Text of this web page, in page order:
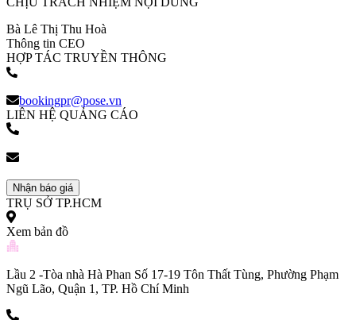
Bà Lê Thị Thu Hoà
Thông tin CEO
HỢP TÁC TRUYỀN THÔNG
bookingpr@pose.vn
LIÊN HỆ QUẢNG CÁO
Nhận báo giá
TRỤ SỞ TP.HCM
Xem bản đồ
Lầu 2 -Tòa nhà Hà Phan Số 17-19 Tôn Thất Tùng, Phường Phạm
Ngũ Lão, Quận 1, TP. Hồ Chí Minh